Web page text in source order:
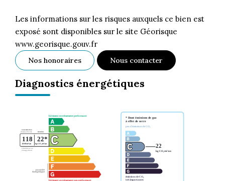
Les informations sur les risques auxquels ce bien est
exposé sont disponibles sur le site Géorisque
www.georisque.gouv.fr
Nos honoraires Nous contacter
Diagnostics énergétiques